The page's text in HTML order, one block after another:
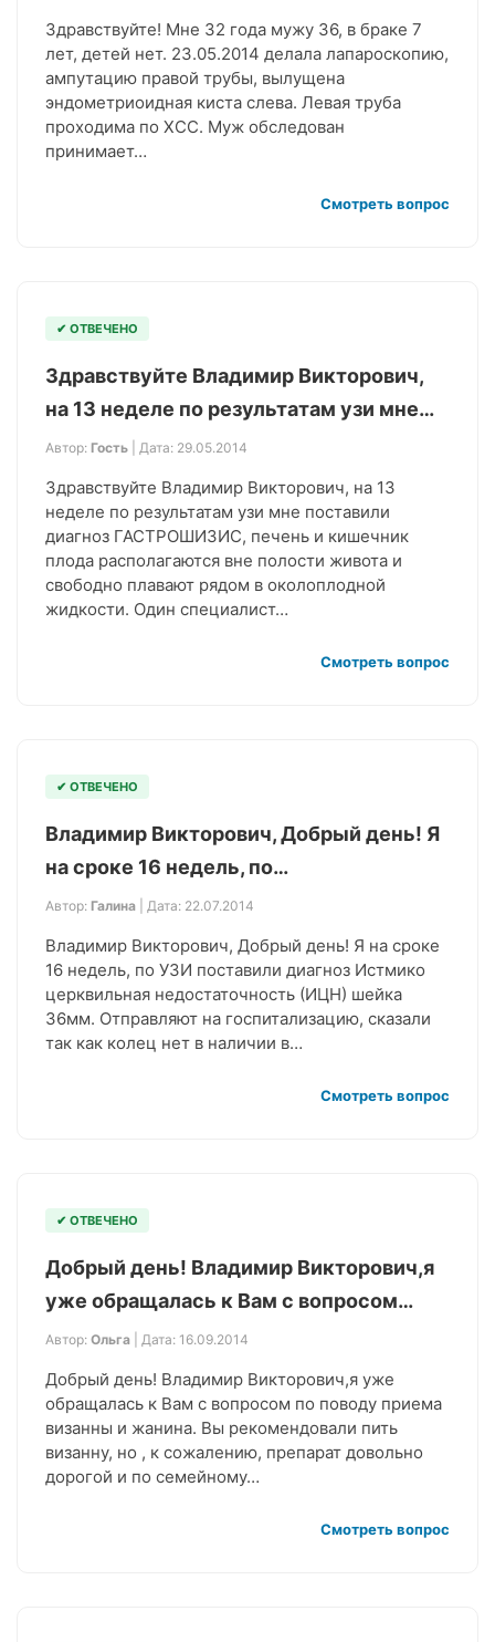
Здравствуйте! Мне 32 года мужу 36, в браке 7
лет, детей нет. 23.05.2014 делала лапароскопию,
ампутацию правой трубы, вылущена
эндометриоидная киста слева. Левая труба
проходима по ХСС. Муж обследован
принимает…
Смотреть вопрос
✔ ОТВЕЧЕНО
Здравствуйте Владимир Викторович,
на 13 неделе по результатам узи мне…
Автор: Гость | Дата: 29.05.2014
Здравствуйте Владимир Викторович, на 13
неделе по результатам узи мне поставили
диагноз ГАСТРОШИЗИС, печень и кишечник
плода располагаются вне полости живота и
свободно плавают рядом в околоплодной
жидкости. Один специалист…
Смотреть вопрос
✔ ОТВЕЧЕНО
Владимир Викторович, Добрый день! Я
на сроке 16 недель, по…
Автор: Галина | Дата: 22.07.2014
Владимир Викторович, Добрый день! Я на сроке
16 недель, по УЗИ поставили диагноз Истмико
церквильная недостаточность (ИЦН) шейка
36мм. Отправляют на госпитализацию, сказали
так как колец нет в наличии в…
Смотреть вопрос
✔ ОТВЕЧЕНО
Добрый день! Владимир Викторович,я
уже обращалась к Вам с вопросом…
Автор: Ольга | Дата: 16.09.2014
Добрый день! Владимир Викторович,я уже
обращалась к Вам с вопросом по поводу приема
визанны и жанина. Вы рекомендовали пить
визанну, но , к сожалению, препарат довольно
дорогой и по семейному…
Смотреть вопрос